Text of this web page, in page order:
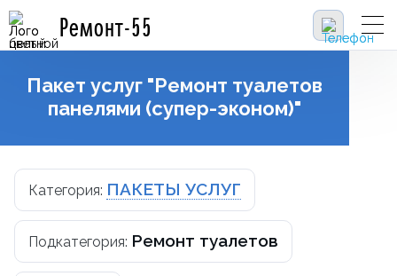
Ремонт-55
Пакет услуг "Ремонт туалетов
панелями (супер-эконом)"
Категория: ПАКЕТЫ УСЛУГ
Подкатегория: Ремонт туалетов